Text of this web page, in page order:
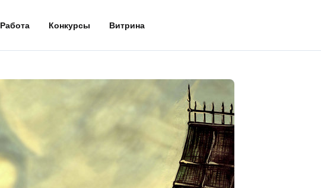
Работа Конкурсы Витрина